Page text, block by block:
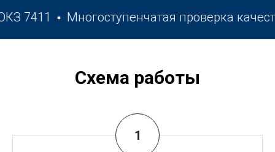
Многоступенчатая проверка качества
Схема работы